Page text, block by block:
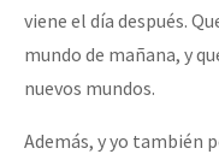
viene el día después.
mundo de mañana, y
nuevos mundos.
Además, y yo también